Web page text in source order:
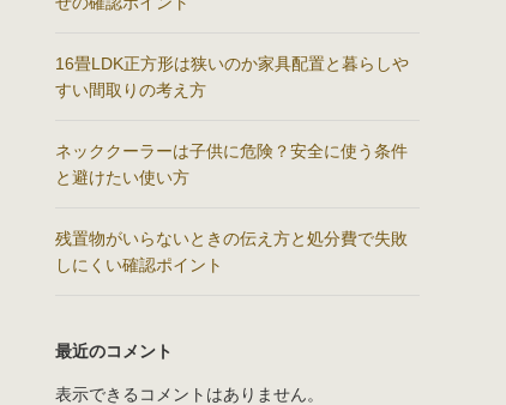
16畳LDK正方形は狭いのか家具配置と暮らしや
すい間取りの考え方
ネッククーラーは子供に危険？安全に使う条件
と避けたい使い方
残置物がいらないときの伝え方と処分費で失敗
しにくい確認ポイント
最近のコメント
表示できるコメントはありません。